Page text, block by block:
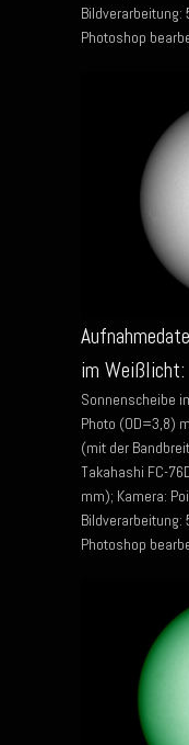
Bildverarbeitung:
Photoshop
im Weißlicht:
Sonnenscheibe
Photo (OD=3,8)
(mit der
Takahashi FC-
mm); Kamera:
Bildverarbeitung:
Photoshop